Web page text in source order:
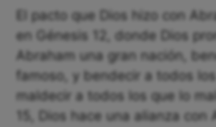
El pacto que Dios hizo con
en Génesis 12, donde Dios
Abraham una gran nación,
famoso, y bendecir a todos
maldecir a todos los que lo
15, Dios hace una alianza con